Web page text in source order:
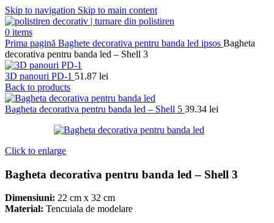
Skip to navigation Skip to main content
0 items
Prima pagină Baghete decorativa pentru banda led ipsos Bagheta
decorativa pentru banda led – Shell 3
3D panouri PD-1 51.87 lei
Back to products
Bagheta decorativa pentru banda led – Shell 5 39.34 lei
Click to enlarge
Bagheta decorativa pentru banda led – Shell 3
Dimensiuni: 22 cm x 32 cm
Material: Tencuiala de modelare